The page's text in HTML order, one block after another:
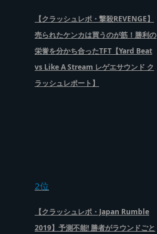
【クラッシュレポ・撃殺REVENGE】
売られたケンカは買うのが筋！勝利の
栄誉を分かち合ったTFT【Yard Beat
vs Like A Stream レゲエサウンド ク
ラッシュレポート】
2位
【クラッシュレポ・Japan Rumble
2019】予測不能! 勝者がラウンドごと